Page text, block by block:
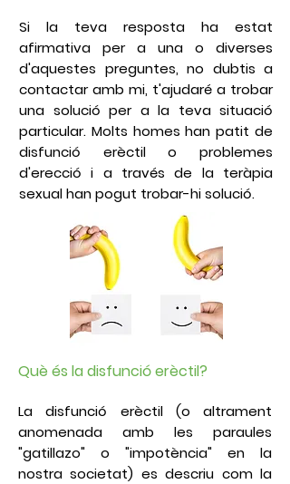
Si la teva resposta ha estat
afirmativa per a una o diverses
d'aquestes preguntes, no dubtis a
contactar amb mi, t'ajudaré a trobar
una solució per a la teva situació
particular. Molts homes han patit de
disfunció erèctiloproblemes
d'erecció i a través de la teràpia
sexualhan pogut trobar-hi solució.
Què és la disfunció erèctil?
Ladisfunció erèctil(o altrament
anomenada amb les paraules
"gatillazo" o "impotència" en la
nostra societat) es descriu com la